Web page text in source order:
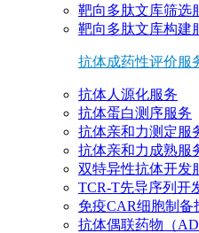
靶向多肽文库筛选
靶向多肽文库构建
抗体成药性评价服
抗体人源化服务
抗体蛋白测序服务
抗体亲和力测定服
抗体亲和力成熟服
双特异性抗体开发
TCR-T先导序列开
免疫CAR细胞制备
抗体偶联药物（